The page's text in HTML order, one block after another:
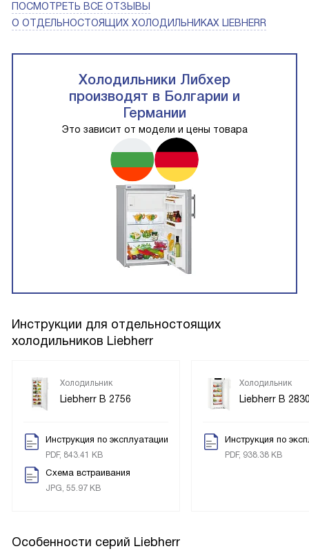
ПОСМОТРЕТЬ ВСЕ ОТЗЫВЫ
О ОТДЕЛЬНОСТОЯЩИХ ХОЛОДИЛЬНИКАХ LIEBHERR
Холодильники Либхер
производят в Болгарии и
Германии
Это зависит от модели и цены товара
Инструкции для отдельностоящих
холодильников Liebherr
Холодильник
Liebherr B 2756
Инструкция по эксплуатации
PDF, 843.41 KB
Схема встраивания
JPG, 55.97 KB
Холодильник
Liebherr B
Инструкция по
PDF, 938.38 KB
Особенности серий Liebherr